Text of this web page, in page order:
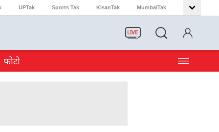
UPTak Sports Tak KisanTak MumbaiTak
LIVE
फोटो